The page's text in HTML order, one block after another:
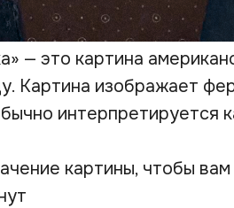
— это картина
Картина изображает
интерпретируется
картины, чтобы